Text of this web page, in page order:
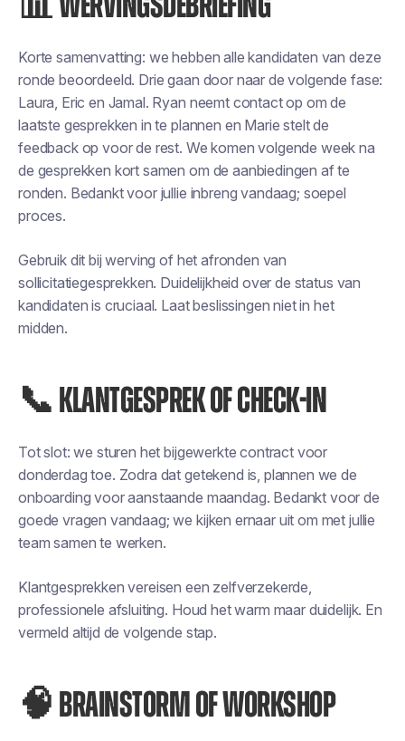
Korte samenvatting: we hebben alle kandidaten van deze
ronde beoordeeld. Drie gaan door naar de volgende fase:
Laura, Eric en Jamal. Ryan neemt contact op om de
laatste gesprekken in te plannen en Marie stelt de
feedback op voor de rest. We komen volgende week na
de gesprekken kort samen om de aanbiedingen af te
ronden. Bedankt voor jullie inbreng vandaag; soepel
proces.
Gebruik dit bij werving of het afronden van
sollicitatiegesprekken. Duidelijkheid over de status van
kandidaten is cruciaal. Laat beslissingen niet in het
midden.
📞 KLANTGESPREK OF CHECK-IN
Tot slot: we sturen het bijgewerkte contract voor
donderdag toe. Zodra dat getekend is, plannen we de
onboarding voor aanstaande maandag. Bedankt voor de
goede vragen vandaag; we kijken ernaar uit om met jullie
team samen te werken.
Klantgesprekken vereisen een zelfverzekerde,
professionele afsluiting. Houd het warm maar duidelijk. En
vermeld altijd de volgende stap.
🧠 BRAINSTORM OF WORKSHOP